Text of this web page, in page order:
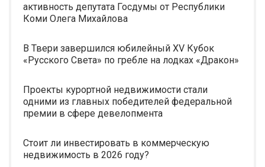
активность депутата Госдумы от Республики
Коми Олега Михайлова
В Твери завершился юбилейный XV Кубок
«Русского Света» по гребле на лодках «Дракон»
Проекты курортной недвижимости стали
одними из главных победителей федеральной
премии в сфере девелопмента
Стоит ли инвестировать в коммерческую
недвижимость в 2026 году?